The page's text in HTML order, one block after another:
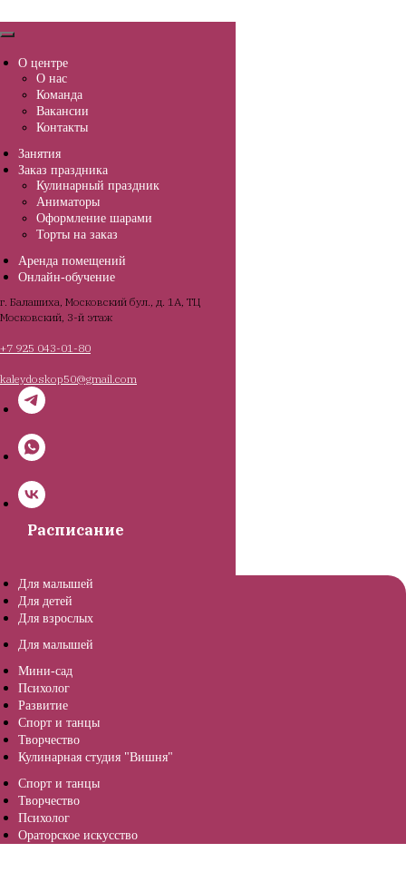
О центре
О нас
Команда
Вакансии
Контакты
Занятия
Заказ праздника
Кулинарный праздник
Аниматоры
Оформление шарами
Торты на заказ
Аренда помещений
Онлайн-обучение
г. Балашиха, Московский бул., д. 1А, ТЦ
Московский, 3-й этаж
+7 925 043-01-80
kaleydoskop50@gmail.com
Расписание
Для малышей
Для детей
Для взрослых
Для малышей
Мини-сад
Психолог
Развитие
Спорт и танцы
Творчество
Кулинарная студия "Вишня"
Спорт и танцы
Творчество
Психолог
Ораторское искусство